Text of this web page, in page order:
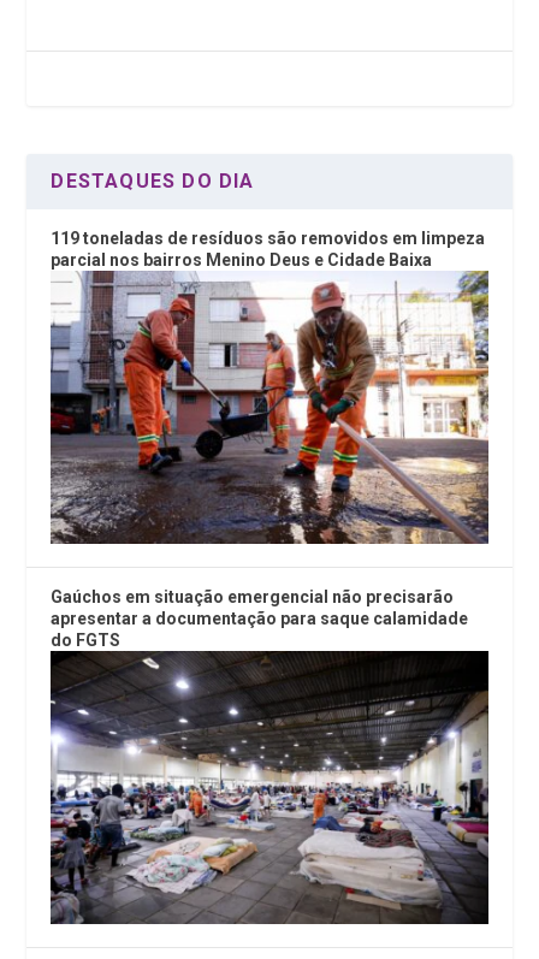
o
n
A
DESTAQUES DO DIA
119 toneladas de resíduos são removidos em limpeza
parcial nos bairros Menino Deus e Cidade Baixa
Gaúchos em situação emergencial não precisarão
apresentar a documentação para saque calamidade
do FGTS